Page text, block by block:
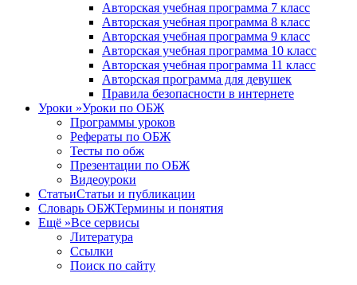
Авторская учебная программа 7 класс
Авторская учебная программа 8 класс
Авторская учебная программа 9 класс
Авторская учебная программа 10 класс
Авторская учебная программа 11 класс
Авторская программа для девушек
Правила безопасности в интернете
Уроки »Уроки по ОБЖ
Программы уроков
Рефераты по ОБЖ
Тесты по обж
Презентации по ОБЖ
Видеоуроки
СтатьиСтатьи и публикации
Словарь ОБЖТермины и понятия
Ещё »Все сервисы
Литература
Ссылки
Поиск по сайту